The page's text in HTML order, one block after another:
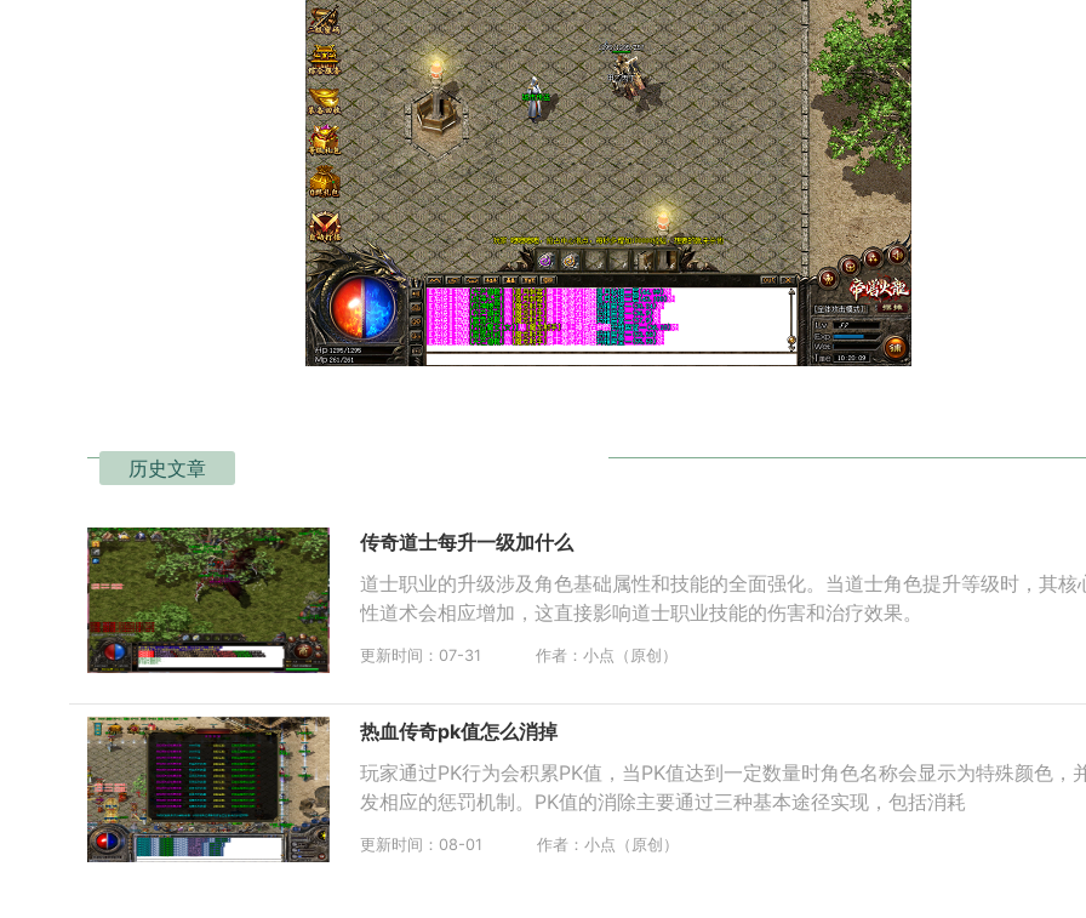
历史文章
传奇道士每升一级加什么
道士职业的升级涉及角色基础属性和技能的全面强化。当道士角色提升等级时，其核
性道术会相应增加，这直接影响道士职业技能的伤害和治疗效果。
更新时间：07-31 作者：小点（原创）
热血传奇pk值怎么消掉
玩家通过PK行为会积累PK值，当PK值达到一定数量时角色名称会显示为特殊颜色，
发相应的惩罚机制。PK值的消除主要通过三种基本途径实现，包括消耗
更新时间：08-01 作者：小点（原创）